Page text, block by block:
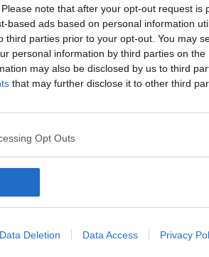
note that after your opt-out request is
based ads based on personal information
third parties prior to your opt-out. You may
personal information by third parties on the
may also be disclosed by us to third
that may further disclose it to other third
Opt Outs
Data Deletion Data Access Privacy
Le notizie di oggi
Più Letti del mese